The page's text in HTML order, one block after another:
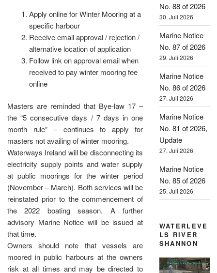
Apply online for Winter Mooring at a
specific harbour
Receive email approval / rejection /
alternative location of application
Follow link on approval email when
received to pay winter mooring fee
online
Masters are reminded that Bye-law 17 –
the “5 consecutive days / 7 days in one
month rule” – continues to apply for
masters not availing of winter mooring.
Waterways Ireland will be disconnecting its
electricity supply points and water supply
at public moorings for the winter period
(November – March). Both services will be
reinstated prior to the commencement of
the 2022 boating season. A further
advisory Marine Notice will be issued at
that time.
Owners should note that vessels are
moored in public harbours at the owners
risk at all times and may be directed to
No. 88 of 2026
30. Juli 2026
Marine Notice
No. 87 of 2026
29. Juli 2026
Marine Notice
No. 86 of 2026
27. Juli 2026
Marine Notice
No. 81 of 2026,
Update
27. Juli 2026
Marine Notice
No. 85 of 2026
25. Juli 2026
WATERLEVE
LS RIVER
SHANNON